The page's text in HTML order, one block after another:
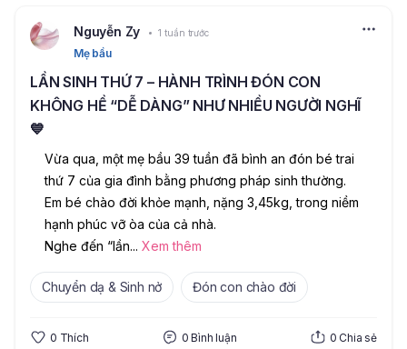
Nguyễn Zy 1 tuần trước
Mẹ bầu
LẦN SINH THỨ 7 – HÀNH TRÌNH ĐÓN CON
KHÔNG HỀ “DỄ DÀNG” NHƯ NHIỀU NGƯỜI NGHĨ
💙
Vừa qua, một mẹ bầu 39 tuần đã bình an đón bé trai
thứ 7 của gia đình bằng phương pháp sinh thường.
Em bé chào đời khỏe mạnh, nặng 3,45kg, trong niềm
hạnh phúc vỡ òa của cả nhà.
Nghe đến “lần... Xem thêm
Chuyển dạ & Sinh nở Đón con chào đời
0 Thích 0 Bình luận 0 Chia sẻ